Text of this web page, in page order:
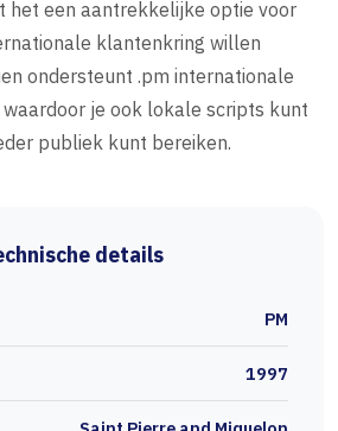
het een aantrekkelijke optie voor
klantenkring willen
ondersteunt .pm internationale
je ook lokale scripts kunt
publiek kunt bereiken.
details
PM
1997